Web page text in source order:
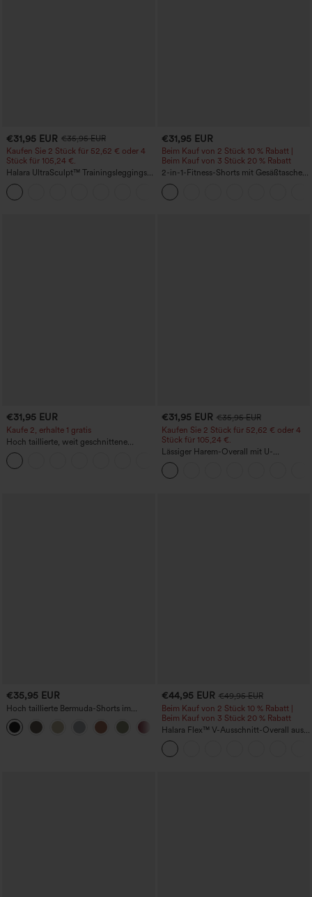
€31,95 EUR €35,95 EUR
Kaufen Sie 2 Stück für 52,62 € oder 4
Stück für 105,24 €.
Halara UltraSculpt™ Trainingsleggings
mit hoher Taille – formend, Po-Lifting,
Bauchkontrolle und mit Taschen
€31,95 EUR
Beim Kauf von 2 Stück 10 % Rabatt |
Beim Kauf von 3 Stück 20 % Rabatt
2-in-1-Fitness-Shorts mit Gesäßtasche
und seitlicher versteckter Tasche 6,3 cm
€31,95 EUR
Kaufe 2, erhalte 1 gratis
Hoch taillierte, weit geschnittene
Freizeithose aus Leinenmischung mit
Kordelzug und Taschen
€31,95 EUR €35,95 EUR
Kaufen Sie 2 Stück für 52,62 € oder 4
Stück für 105,24 €.
Lässiger Harem-Overall mit U-
Ausschnitt und Taschen - Easy Peezy
Edition
€35,95 EUR
Hoch taillierte Bermuda-Shorts im
Resort-Look, Leinen-Optik, mit
umgeschlagenem Saum, 10'' und
Taschen
+3
€44,95 EUR €49,95 EUR
Beim Kauf von 2 Stück 10 % Rabatt |
Beim Kauf von 3 Stück 20 % Rabatt
Halara Flex™ V-Ausschnitt-Overall aus
gewaschenem Denim mit Taschen –
lässig